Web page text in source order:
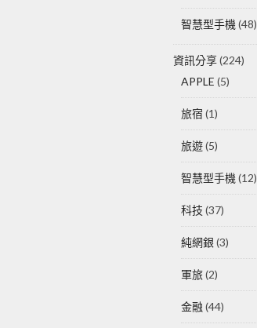
智慧型手機 (48)
資訊分享(224)
APPLE (5)
旅宿 (1)
旅遊(5)
智慧型手機 (12)
科技 (37)
純網銀 (3)
軍旅(2)
金融 (44)